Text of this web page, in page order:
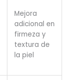
Mejora
adicional en
firmeza y
textura de
la piel